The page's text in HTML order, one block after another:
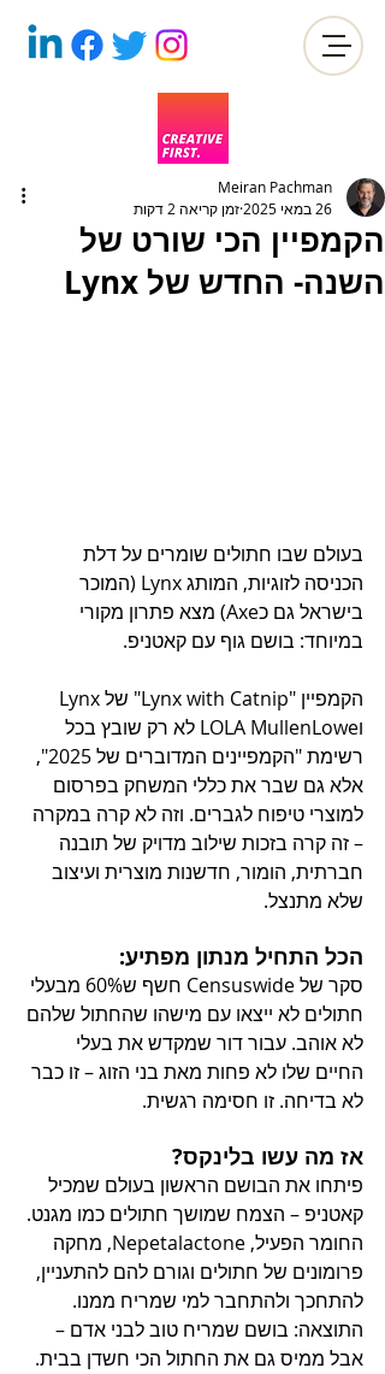
הקמפיין הכי שורט של
השנה- החדש של Lynx
Meiran Pachman
26 במאי 2025
זמן קריאה 2 דקות
בעולם שבו חתולים שומרים על דלת
הכניסה לזוגיות, המותג Lynx (המוכר
בישראל גם כAxe) מצא פתרון מקורי
במיוחד: בושם גוף עם קאטניפ.
וLOLA MullenLowe לא רק שובץ בכל
רשימת "הקמפיינים המדוברים של 2025",
אלא גם שבר את כללי המשחק בפרסום
למוצרי טיפוח לגברים. וזה לא קרה במקרה
– זה קרה בזכות שילוב מדויק של תובנה
חברתית, הומור, חדשנות מוצרית ועיצוב
שלא מתנצל.
הכל התחיל מנתון מפתיע:
סקר של Censuswide חשף ש60% מבעלי
חתולים לא ייצאו עם מישהו שהחתול שלהם
לא אוהב. עבור דור שמקדש את בעלי
החיים שלו לא פחות מאת בני הזוג – זו כבר
לא בדיחה. זו חסימה רגשית.
אז מה עשו בלינקס?
פיתחו את הבושם הראשון בעולם שמכיל
קאטניפ – הצמח שמושך חתולים כמו מגנט.
החומר הפעיל, Nepetalactone, מחקה
פרומונים של חתולים וגורם להם להתעניין,
להתחכך ולהתחבר למי שמריח ממנו.
התוצאה: בושם שמריח טוב לבני אדם –
אבל ממיס גם את החתול הכי חשדן בבית.